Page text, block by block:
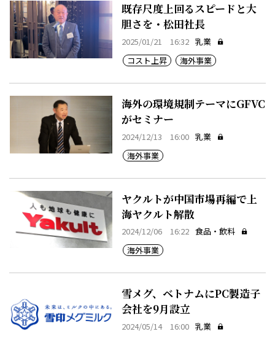
既存尺度上回るスピードと大
胆さを・松田社長
2025/01/21 16:32 乳業
コスト上昇
海外事業
海外の環境規制テーマにGFVC
がセミナー
2024/12/13 16:00 乳業
海外事業
ヤクルトが中国市場再編で上
海ヤクルト解散
2024/12/06 16:22 食品・飲料
海外事業
雪メグ、ベトナムにPC製造子
会社を9月設立
2024/05/14 16:00 乳業